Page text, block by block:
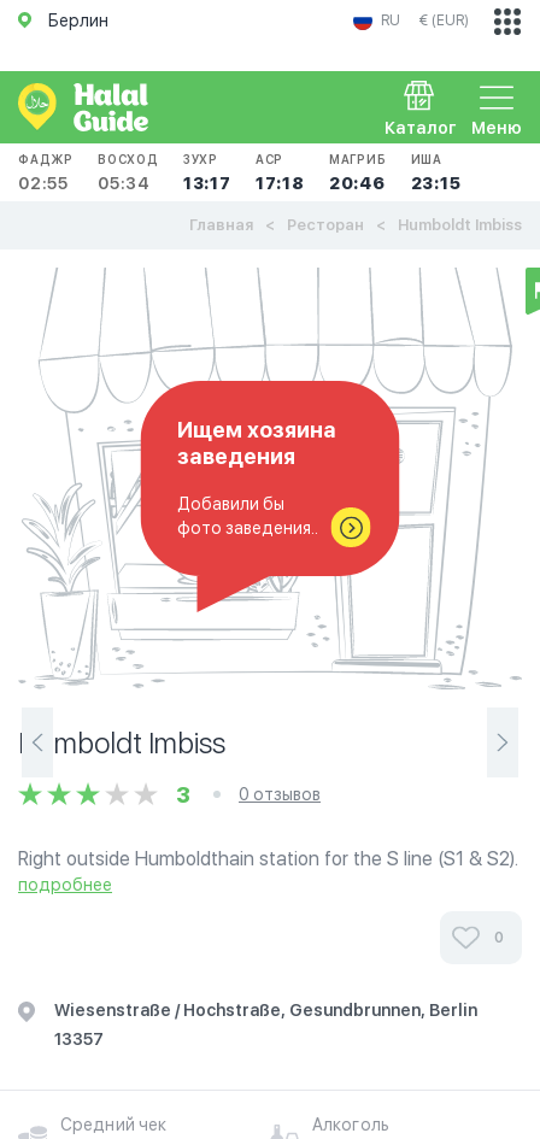
Берлин RU € (EUR)
Меню
Каталог
ФАДЖР
02:55
ВОСХОД
05:34
ЗУХР
13:17
АСР
17:18
МАГРИБ
20:46
ИША
23:15
Главная Ресторан Humboldt Imbiss
Ищем хозяина
заведения
Добавили бы
фото заведения..
Humboldt Imbiss
3 0 отзывов
Right outside Humboldthain station for the S line (S1 & S2).
Features various national and international specialty
подробнее
0
Wiesenstraße / Hochstraße, Gesundbrunnen, Berlin
13357
Средний чек
Алкоголь